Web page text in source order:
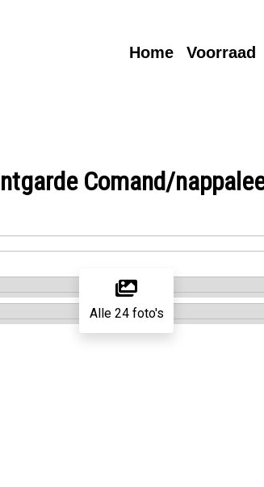
Home Voorraad
Comand/
Alle 24 foto's